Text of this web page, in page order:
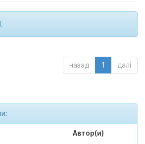
назад 1 далі
Автор(и)